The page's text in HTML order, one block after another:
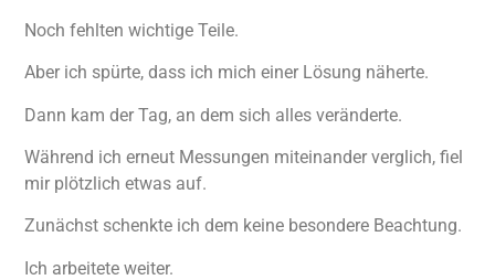
Noch fehlten wichtige Teile.
Aber ich spürte, dass ich mich einer Lösung näherte.
Dann kam der Tag, an dem sich alles veränderte.
Während ich erneut Messungen miteinander verglich, fiel
mir plötzlich etwas auf.
Zunächst schenkte ich dem keine besondere Beachtung.
Ich arbeitete weiter.